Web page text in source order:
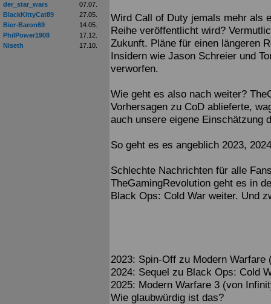
der_star_wars
07.07.
BlackKittyCat89
27.05.
Bier-Baron69
14.05.
PhilPower1908
17.12.
Niseth
17.10.
Wird Call of Duty jemals mehr als
Reihe veröffentlicht wird?
Zukunft. Pläne für einen längeren
Insidern wie Jason Schreier und
verworfen.
Wie geht es also nach weiter?
Vorhersagen zu CoD ablieferte,
auch unsere eigene Einschätzung
So geht es es angeblich 2023,
Schlechte Nachrichten für alle
TheGamingRevolution geht es in
Black Ops: Cold War weiter. Und
2023: Spin-Off zu Modern Warfare
2024: Sequel zu Black Ops: Cold
2025: Modern Warfare 3 (von
Wie glaubwürdig ist das?